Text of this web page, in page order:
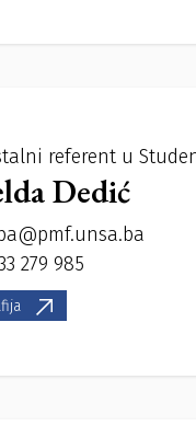
referent u
Dedić
279 985